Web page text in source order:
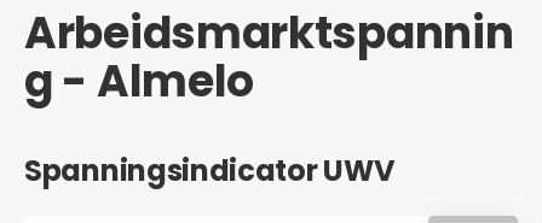
Arbeidsmarktspannin
g - Almelo
Spanningsindicator UWV